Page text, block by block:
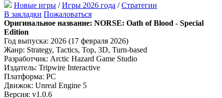
Новые игры /Игры 2026 года /Стратегии
В закладки Пожаловаться
Оригинальное название: NORSE: Oath of Blood - Special
Edition
Год выпуска: 2026 (17 февраля 2026)
Жанр: Strategy, Tactics, Top, 3D, Turn-based
Разработчик: Arctic Hazard Game Studio
Издатель: Tripwire Interactive
Платформа: PC
Движок: Unreal Engine 5
Версия: v1.0.6